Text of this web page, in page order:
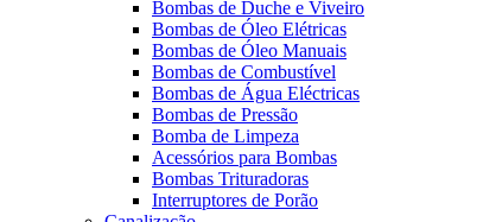
Bombas de Duche e Viveiro
Bombas de Óleo Elétricas
Bombas de Óleo Manuais
Bombas de Combustível
Bombas de Água Eléctricas
Bombas de Pressão
Bomba de Limpeza
Acessórios para Bombas
Bombas Trituradoras
Interruptores de Porão